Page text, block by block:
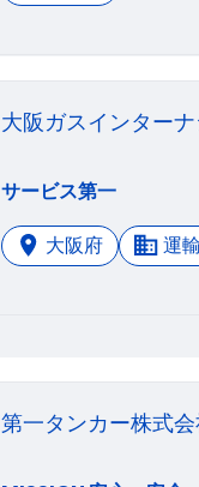
大阪ガスインター
サービス第一
大阪府
運
第一タンカー株式